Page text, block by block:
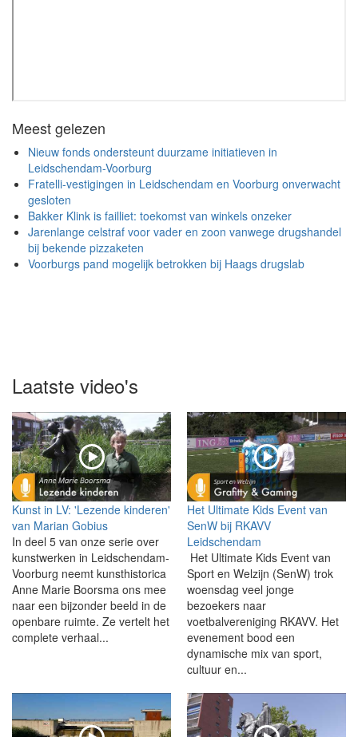
Meest gelezen
Nieuw fonds ondersteunt duurzame initiatieven in
Leidschendam-Voorburg
Fratelli-vestigingen in Leidschendam en Voorburg onverwacht
gesloten
Bakker Klink is failliet: toekomst van winkels onzeker
Jarenlange celstraf voor vader en zoon vanwege drugshandel
bij bekende pizzaketen
Voorburgs pand mogelijk betrokken bij Haags drugslab
Laatste video's
Kunst in LV: 'Lezende kinderen'
van Marian Gobius
In deel 5 van onze serie over
kunstwerken in Leidschendam-
Voorburg neemt kunsthistorica
Anne Marie Boorsma ons mee
naar een bijzonder beeld in de
openbare ruimte. Ze vertelt het
complete verhaal...
Het Ultimate Kids Event van
SenW bij RKAVV
Leidschendam
Het Ultimate Kids Event van
Sport en Welzijn (SenW) trok
woensdag veel jonge
bezoekers naar
voetbalvereniging RKAVV. Het
evenement bood een
dynamische mix van sport,
cultuur en...